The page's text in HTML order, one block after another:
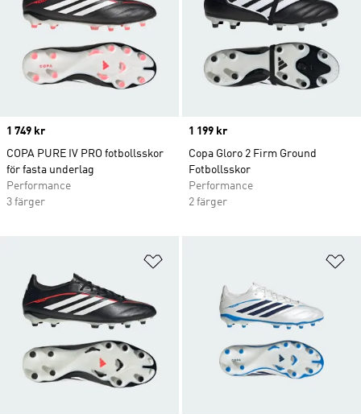
Price
1 749 kr
COPA PURE IV PRO fotbollsskor
för fasta underlag
Performance
3 färger
Price
1 199 kr
Copa Gloro 2 Firm Ground
Fotbollsskor
Performance
2 färger